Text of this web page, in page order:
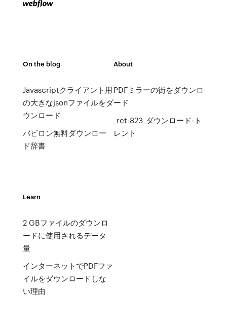
On the blog
Javascriptクライアント用
の大きなjsonファイルをダ
ウンロード
バビロン無料ダウンロー
ド辞書
About
PDFミラーの街をダウンロ
ード
_rct-823_ダウンロード-ト
レント
Learn
2 GBファイルのダウンロ
ードに使用されるデータ
量
インターネットでPDFファ
イルをダウンロードしな
い理由